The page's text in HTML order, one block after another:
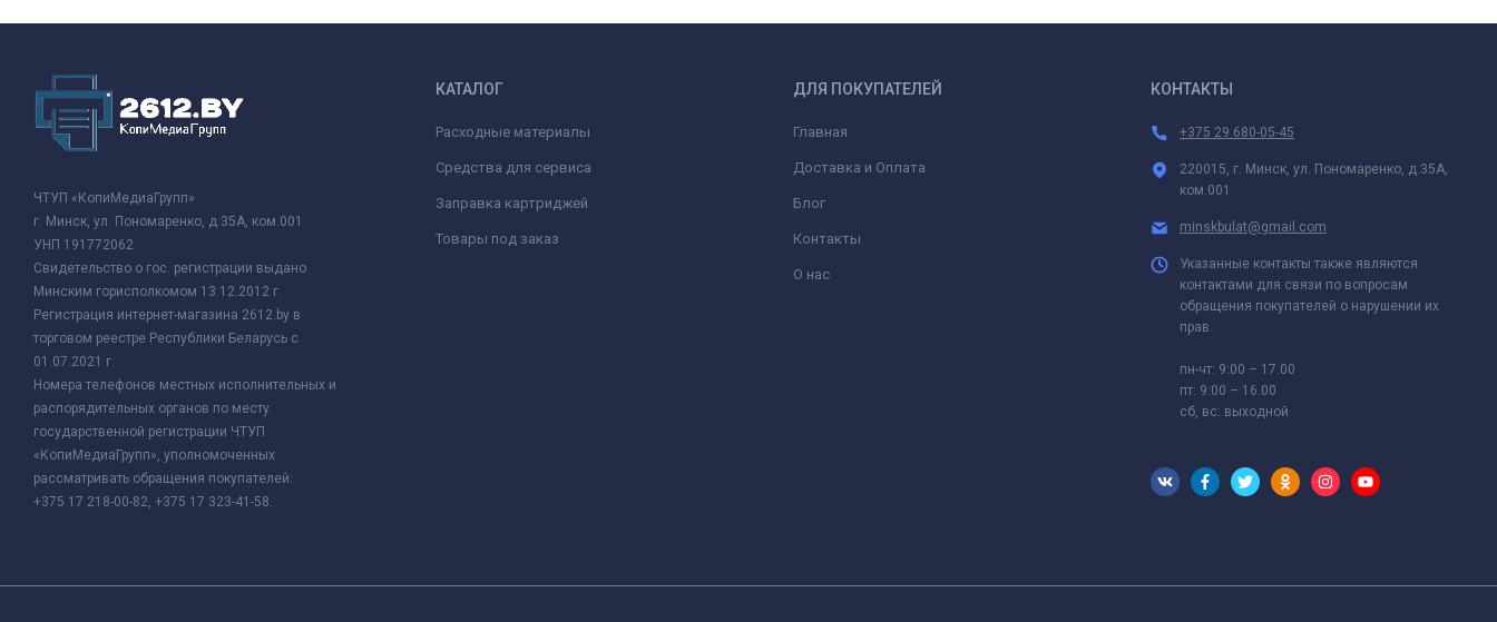
ЧТУП «КопиМедиаГрупп»
г. Минск, ул. Пономаренко, д.35А, ком.001
УНП 191772062
Свидетельство о гос. регистрации выдано
Минским горисполкомом 13.12.2012 г.
Регистрация интернет-магазина 2612.by в
торговом реестре Республики Беларусь с
01.07.2021 г.
Номера телефонов местных исполнительных и
распорядительных органов по месту
государственной регистрации ЧТУП
«КопиМедиаГрупп», уполномоченных
рассматривать обращения покупателей:
+375 17 218-00-82, +375 17 323-41-58.
КАТАЛОГ
Расходные материалы
Средства для сервиса
Заправка картриджей
Товары под заказ
ДЛЯ ПОКУПАТЕЛЕЙ
Главная
Доставка и Оплата
Блог
Контакты
О нас
КОНТАКТЫ
+375 29 680-05-45
220015, г. Минск, ул. Пономаренко, д.35А,
ком.001
minskbulat@gmail.com
Указанные контакты также являются
контактами для связи по вопросам
обращения покупателей о нарушении их
прав.
пн-чт: 9:00 – 17.00
пт: 9:00 – 16.00
сб, вс: выходной